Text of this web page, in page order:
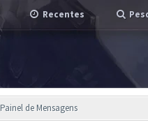
Recentes
Painel de Mensagens